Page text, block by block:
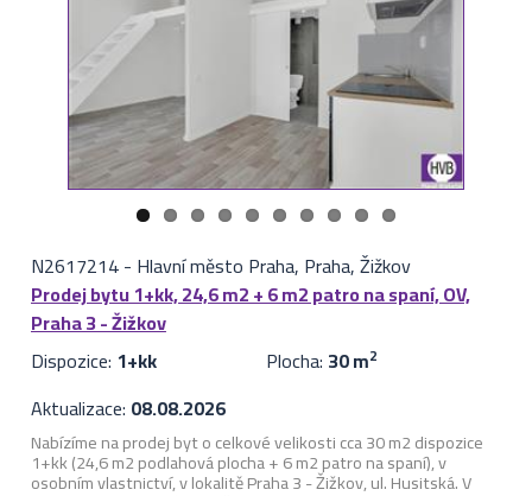
N2617214- Hlavní město Praha, Praha, Žižkov
Prodej bytu 1+kk, 24,6 m2 + 6 m2 patro na spaní, OV,
Praha 3 - Žižkov
Dispozice: 1+kk Plocha: 30 m2
Aktualizace: 08.08.2026
Nabízíme na prodej byt o celkové velikosti cca 30 m2 dispozice
1+kk (24,6 m2 podlahová plocha + 6 m2 patro na spaní), v
osobním vlastnictví, v lokalitě Praha 3 - Žižkov, ul. Husitská. V